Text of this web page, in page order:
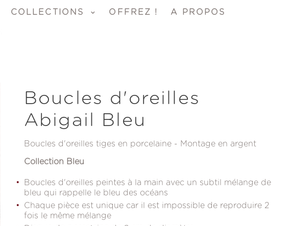
COLLECTIONS OFFREZ ! A PROPOS
Boucles d'oreilles
Abigail Bleu
Boucles d'oreilles tiges en porcelaine - Montage en argent
Collection Bleu
Boucles d'oreilles peintes à la main avec un subtil mélange de
bleu qui rappelle le bleu des océans
Chaque pièce est unique car il est impossible de reproduire 2
fois le même mélange